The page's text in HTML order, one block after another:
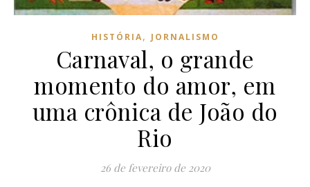
HISTÓRIA, JORNALISMO
Carnaval, o grande
momento do amor, em
uma crônica de João do
Rio
26 de fevereiro de 2020